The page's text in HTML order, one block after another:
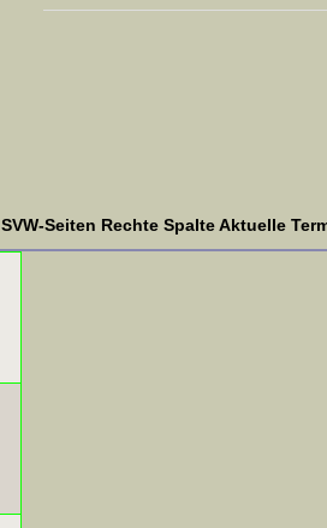
SVW-Seiten Rechte Spalte Aktuelle